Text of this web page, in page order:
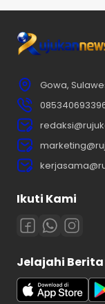
Gowa,
Ikuti Kami
Jelajahi Berita